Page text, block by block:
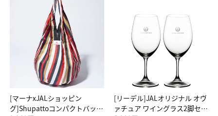
[マーナxJALショッピン
グ]Shupattoコンパクトバッグ
[リーデル]JALオリジナル オヴ
ァチュア ワイングラス2脚セッ